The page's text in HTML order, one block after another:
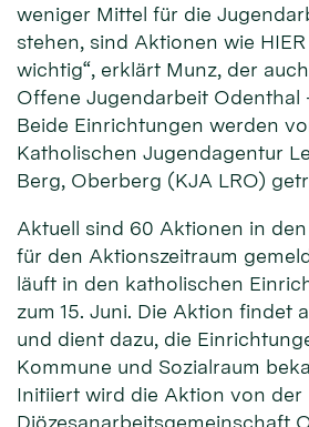
weniger Mittel für die
stehen, sind Aktionen wie
wichtig“, erklärt Munz, der
Offene Jugendarbeit Odenthal
Beide Einrichtungen werden
Katholischen Jugendagentur
Berg, Oberberg (KJA LRO)
Aktuell sind 60 Aktionen in
für den Aktionszeitraum
läuft in den katholischen
zum 15. Juni. Die Aktion findet
und dient dazu, die
Kommune und Sozialraum
Initiiert wird die Aktion von der
Diözesanarbeitsgemeinschaft